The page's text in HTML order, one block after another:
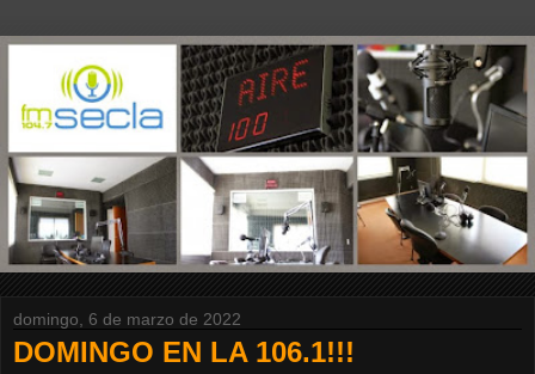
domingo, 6 de marzo de 2022
DOMINGO EN LA 106.1!!!